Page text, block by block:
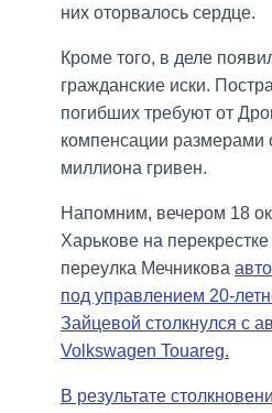
них оторвалось сердце.
Кроме того, в деле
гражданские иски.
погибших требуют от
компенсации размерами
миллиона гривен.
Напомним, вечером 18
Харькове на
переулка Мечникова
под управлением 20-
Зайцевой столкнулся с
Volkswagen Touareg.
В результате